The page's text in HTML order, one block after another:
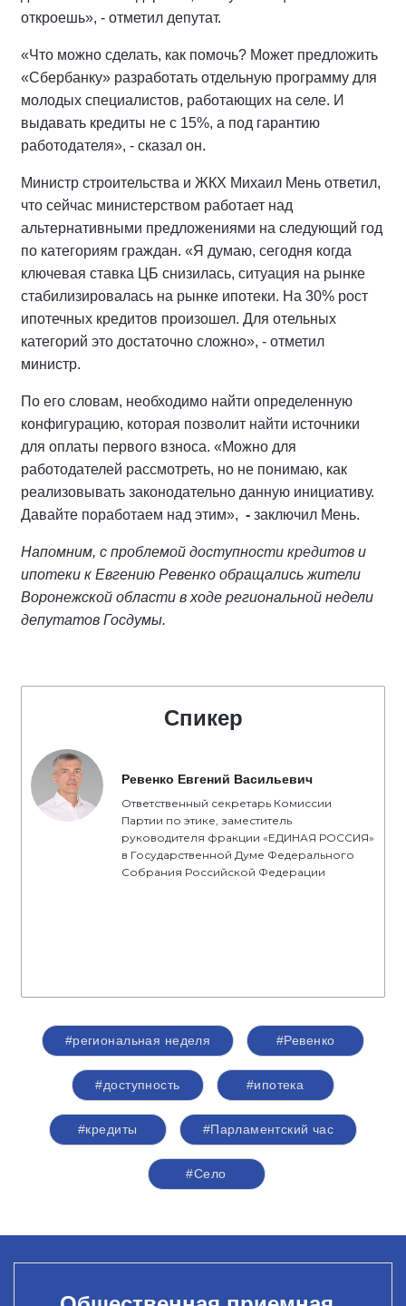
откроешь», - отметил депутат.
«Что можно сделать, как помочь? Может предложить
«Сбербанку» разработать отдельную программу для
молодых специалистов, работающих на селе. И
выдавать кредиты не с 15%, а под гарантию
работодателя», - сказал он.
Министр строительства и ЖКХ Михаил Мень ответил,
что сейчас министерством работает над
альтернативными предложениями на следующий год
по категориям граждан. «Я думаю, сегодня когда
ключевая ставка ЦБ снизилась, ситуация на рынке
стабилизировалась на рынке ипотеки. На 30% рост
ипотечных кредитов произошел. Для отельных
категорий это достаточно сложно», - отметил
министр.
По его словам, необходимо найти определенную
конфигурацию, которая позволит найти источники
для оплаты первого взноса. «Можно для
работодателей рассмотреть, но не понимаю, как
реализовывать законодательно данную инициативу.
Давайте поработаем над этим», - заключил Мень.
Напомним, с проблемой доступности кредитов и
ипотеки к Евгению Ревенко обращались жители
Воронежской области в ходе региональной недели
депутатов Госдумы.
Спикер
Ревенко Евгений Васильевич
Ответственный секретарь Комиссии
Партии по этике, заместитель
руководителя фракции «ЕДИНАЯ РОССИЯ»
в Государственной Думе Федерального
Собрания Российской Федерации
#региональная неделя #Ревенко
#доступность #ипотека
#кредиты #Парламентский час
#Село